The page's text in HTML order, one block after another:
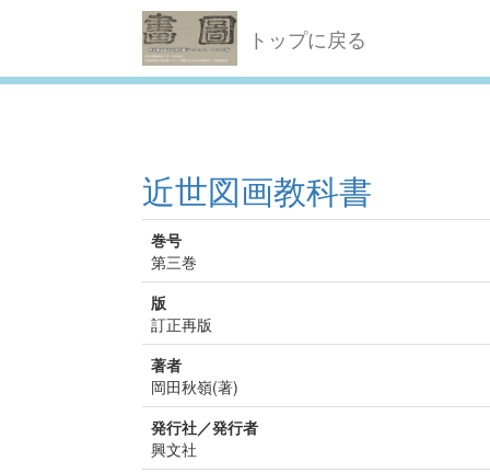
トップに戻る
近世図画教科書
巻号
第三巻
版
訂正再版
著者
岡田秋嶺(著)
発行社／発行者
興文社